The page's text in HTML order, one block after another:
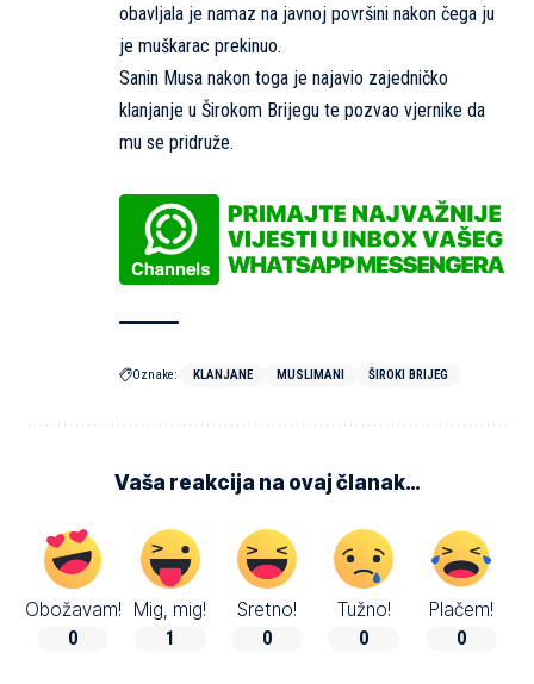
obavljala je namaz na javnoj površini nakon čega ju
je muškarac prekinuo.
Sanin Musa nakon toga je najavio zajedničko
klanjanje u Širokom Brijegu te pozvao vjernike da
mu se pridruže.
Oznake: KLANJANE MUSLIMANI ŠIROKI BRIJEG
Vaša reakcija na ovaj članak…
Obožavam!
0
Mig, mig!
1
Sretno!
0
Tužno!
0
Plačem!
0